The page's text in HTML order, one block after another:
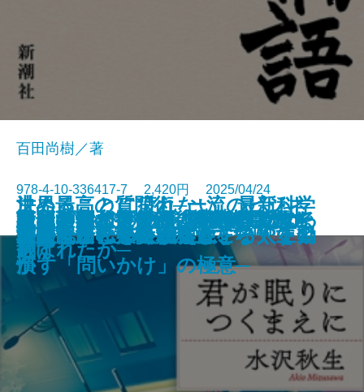
外務官僚たちの大東亜共栄圏
荷風の昭和 前篇─関東大震災か
ら日米開戦まで─
荷風の昭和 後篇─偏奇館焼亡か
ら最期の日まで─
日本政治思想史
鳥類学者の半分は、鳥類学ではで
きてない
あの子とO
乱歩と千畝─RAMPOとSEMPO─
読むだけでグングン頭が良くなる
下ネタ大全
週刊新潮が撮った 昭和の女優た
ち
モンゴル人の物語 第一巻─チン
ギス・カン─
百田尚樹／著
978-4-10-336417-7 2,420円 2025/04/24
君が眠りにつくまえに
富める者だけの資本主義に反旗を
翻す
翻訳する私
中国皇帝の条件─後継者はいかに
選ばれたか─
出版禁止 女優 真里亜
救われてんじゃねえよ
決めることに疲れない 最新科学
が教える「決断疲れ」をなくす習
慣
世界最高の質問術─一流のビジネ
スリーダー45人が実践する人を動
かす「問いかけ」の極意─
天使も踏むを畏れるところ 上
天使も踏むを畏れるところ 下